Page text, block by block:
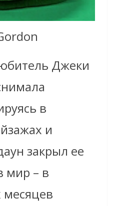
Джеки
в
и
закрыл ее
мир – в
месяцев